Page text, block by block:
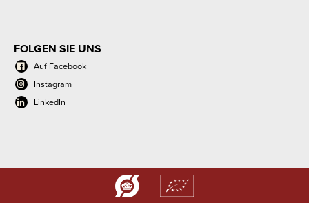
FOLGEN SIE UNS
Auf Facebook
Instagram
LinkedIn